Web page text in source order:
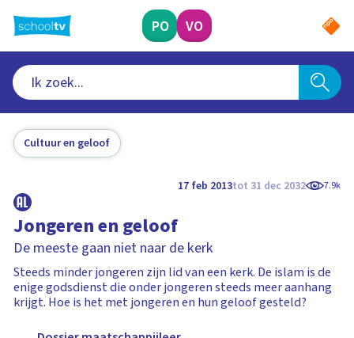
naar
hoofdinhoud
PO VO
Cultuur en geloof
17 feb 2013tot 31 dec 2032 7.9k
Jongeren en geloof
De meeste gaan niet naar de kerk
Steeds minder jongeren zijn lid van een kerk. De islam is de
enige godsdienst die onder jongeren steeds meer aanhang
krijgt. Hoe is het met jongeren en hun geloof gesteld?